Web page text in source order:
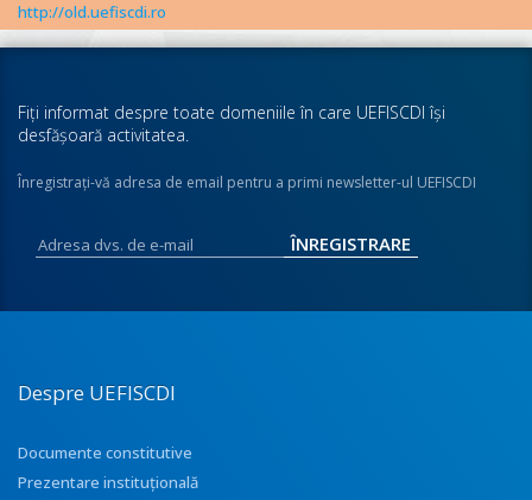
http://old.uefiscdi.ro
Fiţi informat despre toate domeniile în care UEFISCDI îşi
desfăşoară activitatea.
Înregistraţi-vă adresa de email pentru a primi newsletter-ul UEFISCDI
Despre UEFISCDI
Documente constitutive
Prezentare instituţională